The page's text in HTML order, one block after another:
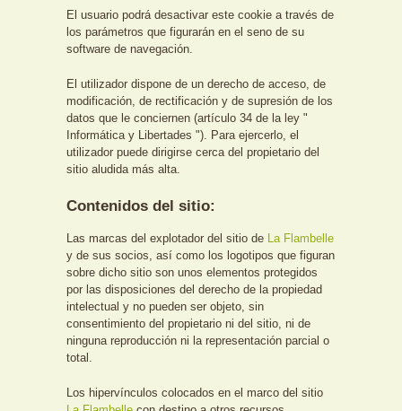
El usuario podrá desactivar este cookie a través de
los parámetros que figurarán en el seno de su
software de navegación.
El utilizador dispone de un derecho de acceso, de
modificación, de rectificación y de supresión de los
datos que le conciernen (artículo 34 de la ley "
Informática y Libertades "). Para ejercerlo, el
utilizador puede dirigirse cerca del propietario del
sitio aludida más alta.
Contenidos del sitio:
Las marcas del explotador del sitio de La Flambelle
y de sus socios, así como los logotipos que figuran
sobre dicho sitio son unos elementos protegidos
por las disposiciones del derecho de la propiedad
intelectual y no pueden ser objeto, sin
consentimiento del propietario ni del sitio, ni de
ninguna reproducción ni la representación parcial o
total.
Los hipervínculos colocados en el marco del sitio